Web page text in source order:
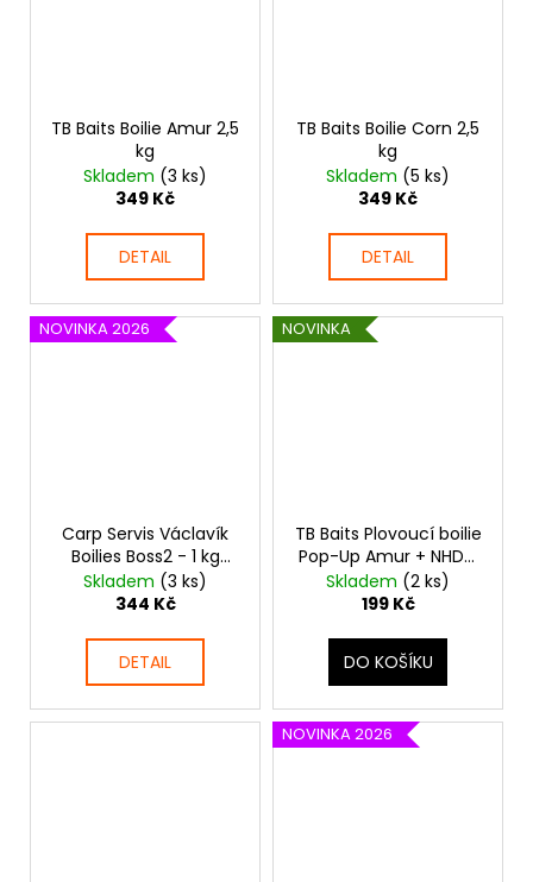
TB Baits Boilie Amur 2,5
kg
Skladem (3 ks)
349 Kč
DETAIL
TB Baits Boilie Corn 2,5
kg
Skladem (5 ks)
349 Kč
DETAIL
NOVINKA 2026
Carp Servis Václavík
Boilies Boss2 - 1 kg
Anděl
Skladem (3 ks)
344 Kč
DETAIL
NOVINKA
TB Baits Plovoucí boilie
Pop-Up Amur + NHDC
50 g 16 mm
Skladem (2 ks)
199 Kč
DO KOŠÍKU
NOVINKA 2026